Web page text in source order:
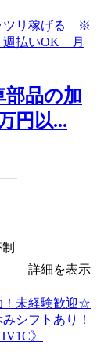
部品の加
円以...
詳細を表示